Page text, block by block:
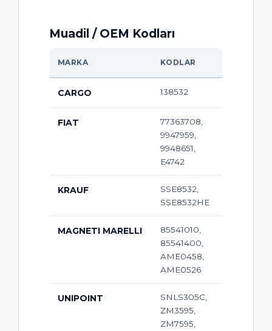
Muadil / OEM Kodları
MARKA KODLAR
CARGO 138532
FIAT
77363708,
9947959,
9948651,
E4742
KRAUF
SSE8532,
SSE8532HE
MAGNETI MARELLI
85541010,
85541400,
AME0458,
AME0526
UNIPOINT
SNLS305C,
ZM3595,
ZM7595,